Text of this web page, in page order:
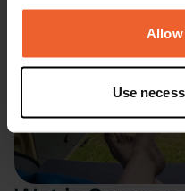
any time from the
the Privacy trigger icon.
Collect information
which can be
Identify your device
specific
Allow
Use